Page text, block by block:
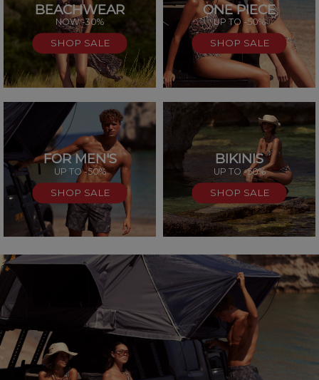
BEACHWEAR
NOW -30%
SHOP SALE
ONE PIECE
UP TO -50%
SHOP SALE
FOR MEN'S
UP TO -50%
SHOP SALE
BIKINIS
UP TO -50%
SHOP SALE